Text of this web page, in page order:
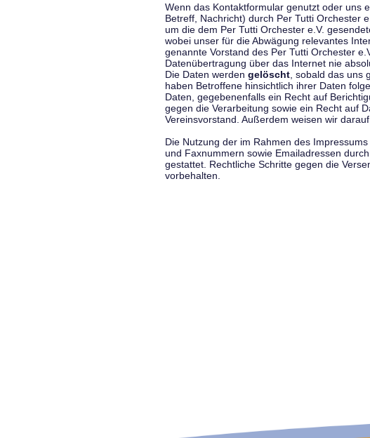
Wenn das Kontaktformular genutzt oder uns
Betreff, Nachricht) durch Per Tutti Orchester
um die dem Per Tutti Orchester e.V.
wobei unser für die Abwägung relevantes
genannte Vorstand des Per Tutti Orchester
Datenübertragung über das Internet nie
Die Daten werden gelöscht , sobald das
haben Betroffene hinsichtlich ihrer Daten
Daten, gegebenenfalls ein Recht auf
gegen die Verarbeitung sowie ein Recht auf
Vereinsvorstand. Außerdem weisen wir
Die Nutzung der im Rahmen des
und Faxnummern sowie Emailadressen
gestattet. Rechtliche Schritte gegen die
vorbehalten.